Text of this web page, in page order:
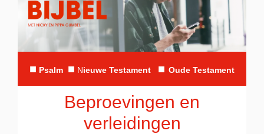
■ Psalm ■ Nieuwe Testament ■ Oude Testament
Beproevingen en
verleidingen